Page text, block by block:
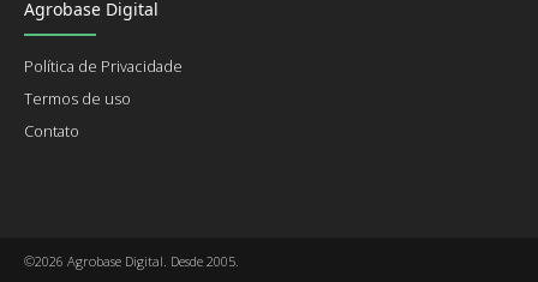
Agrobase Digital
Política de Privacidade
Termos de uso
Contato
©2026 Agrobase Digital. Desde 2005.